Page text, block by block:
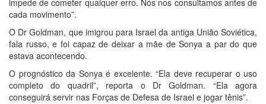
impede de cometer qualquer erro. Nós nos consultamos antes de
cada movimento”.
O Dr Goldman, que imigrou para Israel da antiga União Soviética,
fala russo, e foi capaz de deixar a mãe de Sonya a par do que
estava acontecendo.
O prognóstico da Sonya é excelente. “Ela deve recuperar o uso
completo do quadril”, reporta o Dr Goldman. “Ela agora
conseguirá servir nas Forças de Defesa de Israel e jogar tênis”.